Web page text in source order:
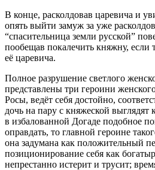
В конце, расколдовав царевича и
опять выйти замуж за уже
“спасительница земли русской”
пообещав покалечить княжну, если
её царевича.
Полное разрушение светлого
представлены три героини
Росы, ведёт себя достойно,
дочь на пару с княжеской выглядят
в избалованной Догаде подобное
оправдать, то главной героине
она задумана как положительный
позиционирование себя как
непрестанно истерит и трусит;